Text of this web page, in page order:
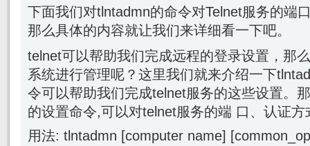
下面我们对tlntadmn的命令对Telnet服务的端
那么具体的内容就让我们来详细看一下吧。
telnet可以帮助我们完成远程的登录设置，那
系统进行管理呢？这里我们就来介绍一下
令可以帮助我们完成telnet服务的这些设置。
的设置命令,可以对telnet服务的端 口、认证方
用法: tlntadmn [computer name]